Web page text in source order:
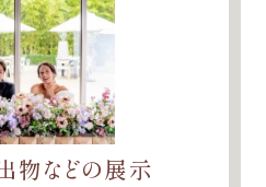
物などの展示